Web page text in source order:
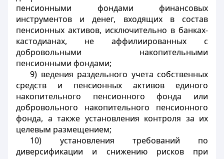
пенсионными фондами финансовых
инструментов и денег, входящих в состав
пенсионных активов, исключительно в банках-
кастодианах, не аффилиированных с
добровольными накопительными
пенсионными фондами;
9) ведения раздельного учета собственных
средств и пенсионных активов единого
накопительного пенсионного фонда или
добровольного накопительного пенсионного
фонда, а также установления контроля за их
целевым размещением;
10) установления требований по
диверсификации и снижению рисков при